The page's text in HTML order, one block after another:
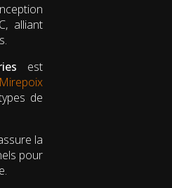
alliant
est
de
la
pour